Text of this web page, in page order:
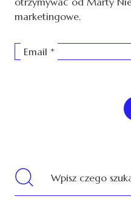
marketingowe.
Email *
Wpisz czego